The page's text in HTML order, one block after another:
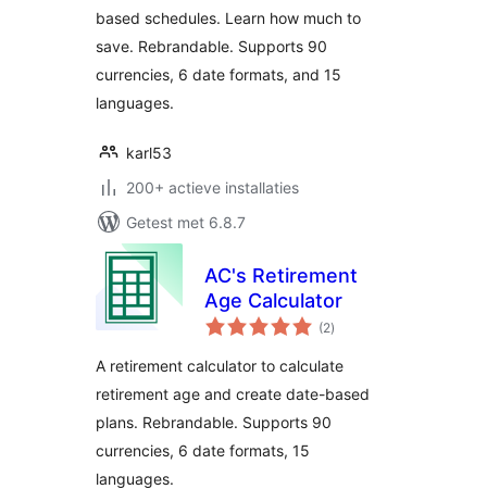
based schedules. Learn how much to
save. Rebrandable. Supports 90
currencies, 6 date formats, and 15
languages.
karl53
200+ actieve installaties
Getest met 6.8.7
AC's Retirement
Age Calculator
(2totaal
waarderingen
)
A retirement calculator to calculate
retirement age and create date-based
plans. Rebrandable. Supports 90
currencies, 6 date formats, 15
languages.